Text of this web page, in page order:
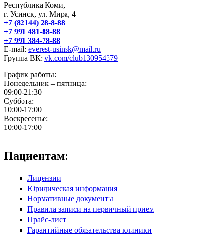
Республика Коми,
г. Усинск, ул. Мира, 4
+7 (82144) 28-8-88
+7 991 481-88-88
+7 991 384-78-88
E-mail: everest-usinsk@mail.ru
Группа ВК: vk.com/club130954379
График работы:
Понедельник – пятница:
09:00-21:30
Суббота:
10:00-17:00
Воскресенье:
10:00-17:00
Пациентам:
Лицензии
Юридическая информация
Нормативные документы
Правила записи на первичный прием
Прайс-лист
Гарантийные обязательства клиники